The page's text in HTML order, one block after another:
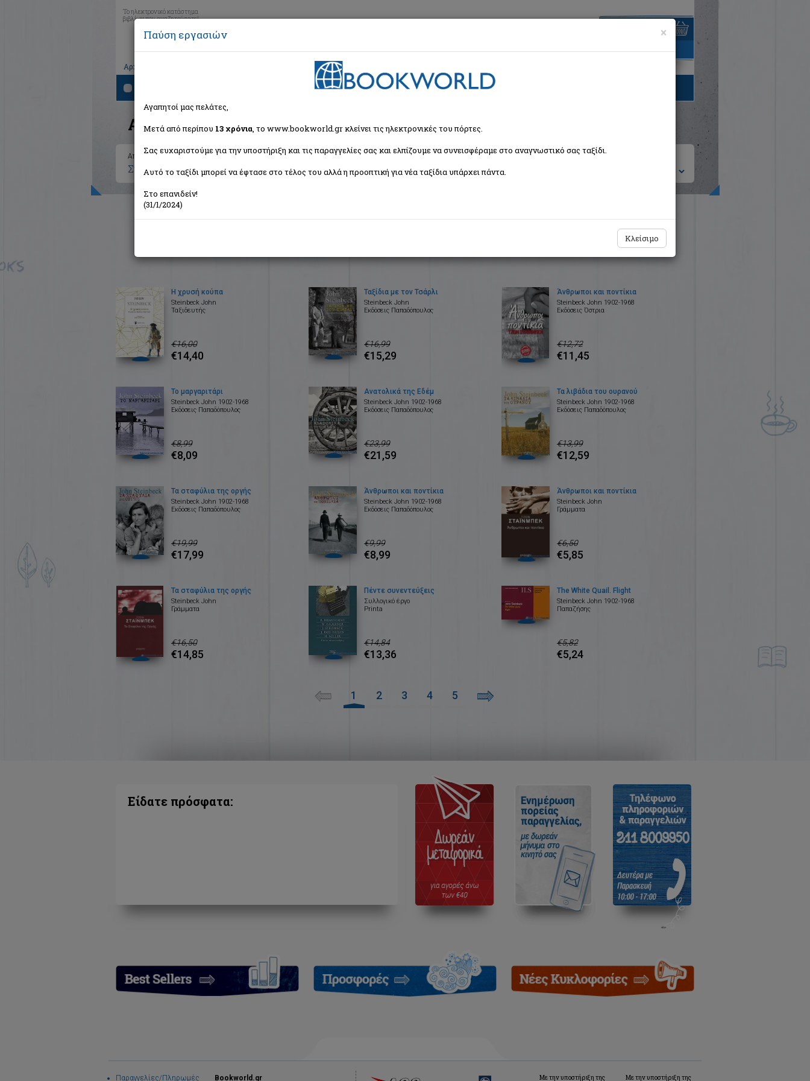
Το ηλεκτρονικό κατάστημα
βιβλίων που αναζητούσατε!
Αρχική
είναι άδειο
Αποτελέσματα αναζήτησης
Αποτελέσματα αναζήτησης για:
Συγγραφέας: Steinbeck John (60 βιβλία)
Ταξινόμηση ανά:
Η χρυσή κούπα
Steinbeck John
Ταξιδευτής
€16,00
€14,40
Ταξίδια με τον Τσάρλι
Steinbeck John
Εκδόσεις Παπαδόπουλος
€16,99
€15,29
Άνθρωποι και ποντίκια
Steinbeck John 1902-1968
Εκδόσεις Όστρια
€12,72
€11,45
Το μαργαριτάρι
Steinbeck John 1902-1968
Εκδόσεις Παπαδόπουλος
€8,99
€8,09
Ανατολικά της Εδέμ
Steinbeck John 1902-1968
Εκδόσεις Παπαδόπουλος
€23,99
€21,59
Τα λιβάδια του ουρανού
Steinbeck John 1902-1968
Εκδόσεις Παπαδόπουλος
€13,99
€12,59
Τα σταφύλια της οργής
Steinbeck John 1902-1968
Εκδόσεις Παπαδόπουλος
€19,99
€17,99
Άνθρωποι και ποντίκια
Steinbeck John 1902-1968
Εκδόσεις Παπαδόπουλος
€9,99
€8,99
Άνθρωποι και ποντίκια
Steinbeck John
Γράμματα
€6,50
€5,85
Τα σταφύλια της οργής
Steinbeck John
Γράμματα
€16,50
€14,85
Πέντε συνεντεύξεις
Συλλογικό έργο
Printa
€14,84
€13,36
The White Quail. Flight
Steinbeck John 1902-1968
Παπαζήσης
€5,82
€5,24
1 2 3 4 5
Είδατε πρόσφατα:
Παραγγελίες/Πληρωμές Bookworld.gr Με την υποστήριξη της Με την υποστήριξη της
×
Παύση εργασιών
Αγαπητοί μας πελάτες,
Μετά από περίπου 13 χρόνια, το www.bookworld.gr κλείνει τις ηλεκτρονικές του πόρτες.
Σας ευχαριστούμε για την υποστήριξη και τις παραγγελίες σας και ελπίζουμε να συνεισφέραμε στο αναγνωστικό σας ταξίδι.
Αυτό το ταξίδι μπορεί να έφτασε στο τέλος του αλλά η προοπτική για νέα ταξίδια υπάρχει πάντα.
Στο επανιδείν!
(31/1/2024)
Κλείσιμο